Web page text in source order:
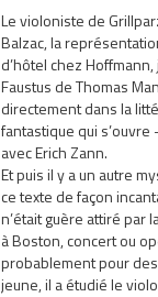
Le violoniste de
Balzac, la
d’hôtel chez
Faustus de Thomas
directement dans la
fantastique qui
avec Erich Zann.
Et puis il y a un autre
ce texte de façon
n’était guère attiré par
à Boston, concert ou
probablement pour
jeune, il a étudié le